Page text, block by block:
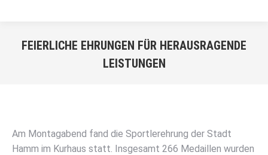
FEIERLICHE EHRUNGEN FÜR HERAUSRAGENDE
LEISTUNGEN
Am Montagabend fand die Sportlerehrung der Stadt
Hamm im Kurhaus statt. Insgesamt 266 Medaillen wurden